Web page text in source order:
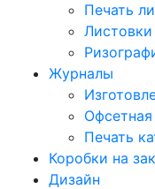
Печать
Журналы
Печать
Коробки на
Дизайн